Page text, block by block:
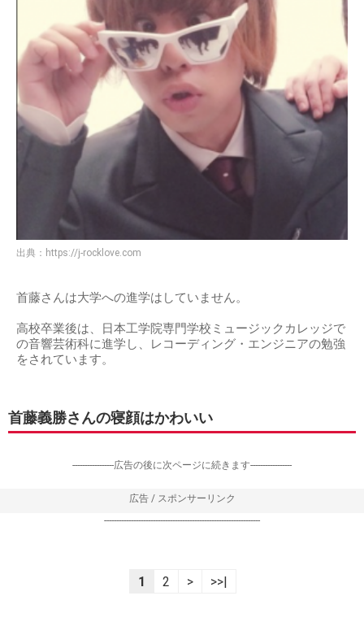
出典： https://j-rocklove.com
首藤さんは大学への進学はしていません。
高校卒業後は、日本工学院専門学校ミュージックカレッジで
の音響芸術科に進学し、レコーディング・エンジニアの勉強
をされています。
首藤義勝さんの寝顔はかわいい
-----------------広告の後に次ページに続きます-----------------
広告 / スポンサーリンク
----------------------------------------------------------------
1 2 > >>|